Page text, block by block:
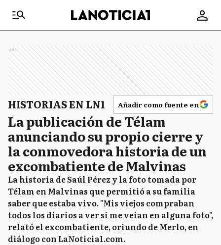
Ads
HISTORIAS EN LN1 Añadir como fuente en
La publicación de Télam
anunciando su propio cierre y
la conmovedora historia de un
excombatiente de Malvinas
La historia de Saúl Pérez y la foto tomada por
Télam en Malvinas que permitió a su familia
saber que estaba vivo. "Mis viejos compraban
todos los diarios a ver si me veían en alguna foto",
relató el excombatiente, oriundo de Merlo, en
diálogo con LaNoticia1.com.